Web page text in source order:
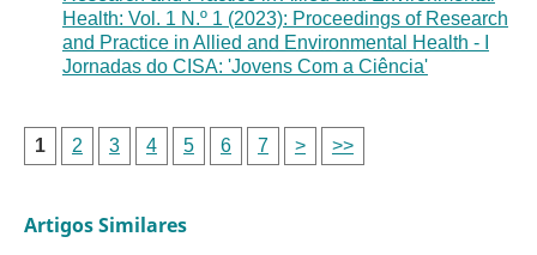
Health: Vol. 1 N.º 1 (2023): Proceedings of Research
and Practice in Allied and Environmental Health - I
Jornadas do CISA: 'Jovens Com a Ciência'
1 2 3 4 5 6 7 > >>
Artigos Similares